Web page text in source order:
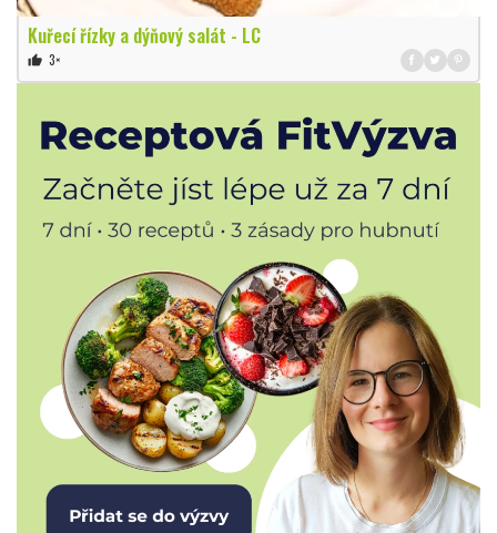
Kuřecí řízky a dýňový salát - LC
thumb_up 3×